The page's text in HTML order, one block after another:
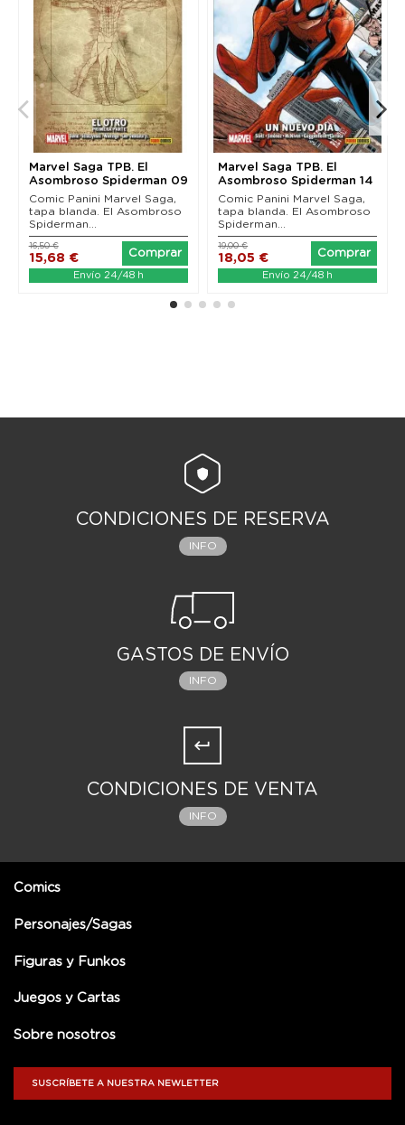
Marvel Saga TPB. El
Asombroso Spiderman 09
(Rústica). El...
Comic Panini Marvel Saga,
tapa blanda. El Asombroso
Spiderman...
15,68 €
16,50 €
Comprar
Envío 24/48 h
Marvel Saga TPB. El
Asombroso Spiderman 14
(Rústica). Un...
Comic Panini Marvel Saga,
tapa blanda. El Asombroso
Spiderman...
18,05 €
19,00 €
Comprar
Envío 24/48 h
CONDICIONES DE RESERVA
INFO
GASTOS DE ENVÍO
INFO
CONDICIONES DE VENTA
INFO
Comics
Personajes/Sagas
Figuras y Funkos
Juegos y Cartas
Sobre nosotros
SUSCRÍBETE A NUESTRA NEWLETTER